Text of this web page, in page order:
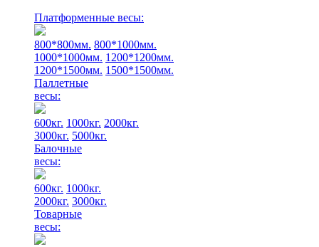
Платформенные весы:
800*800мм. 800*1000мм.
1000*1000мм. 1200*1200мм.
1200*1500мм. 1500*1500мм.
Паллетные
весы:
600кг. 1000кг. 2000кг.
3000кг. 5000кг.
Балочные
весы:
600кг. 1000кг.
2000кг. 3000кг.
Товарные
весы: